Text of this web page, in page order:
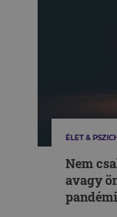
ÉLET &
Nem
avagy